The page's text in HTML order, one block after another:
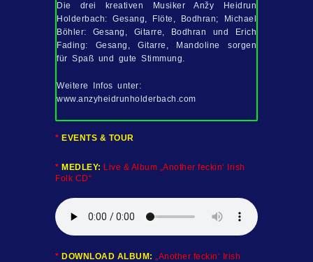
Die drei kreativen MusikerAnžy
Heidrun
Holderbach: Gesang, Flöte, Bodhran; Michael
Böhler: Gesang, Gitarre, Bodhran und Erich
Fading: Gesang, Gitarre, Mandoline sorgen
für Spaß und gute Stimmung.
Weitere Infos unter:
www.anzyheidrunholderbach.com
* EVENTS & TOUR
* MEDLEY: Live & Album „Another feckin‘ Irish
Folk CD“
* DOWNLOAD ALBUM: „Another feckin‘ Irish